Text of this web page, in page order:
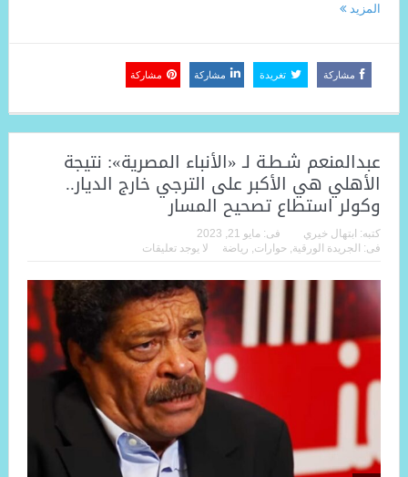
المزيد
مشاركة تغريدة مشاركة مشاركة
عبدالمنعم شـطـة لـ «الأنباء المصرية»: نتيجة
الأهلي هي الأكبر على الترجي خارج الديار..
وكولر استطاع تصحيح المسار
كتبه: ابتهال خيري فى: مايو 21, 2023
فى: الجريدة الورقية, حوارات, رياضة لا يوجد تعليقات